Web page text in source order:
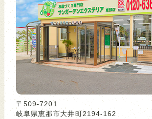
〒509-7201
岐阜県恵那市大井町2194-162